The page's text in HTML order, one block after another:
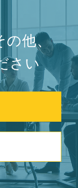
の他、
さい